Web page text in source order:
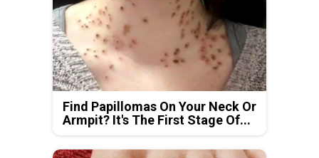
Find Papillomas On Your Neck Or
Armpit? It's The First Stage Of...